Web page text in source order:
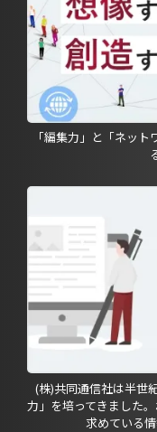
「編集力」と「ネッ
(株)共同通信社は半世
力」を培ってきました
求めている